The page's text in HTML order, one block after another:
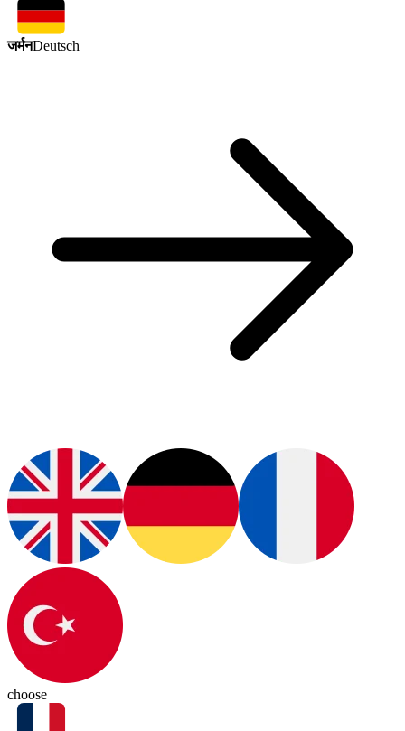
जर्मनDeutsch
choose